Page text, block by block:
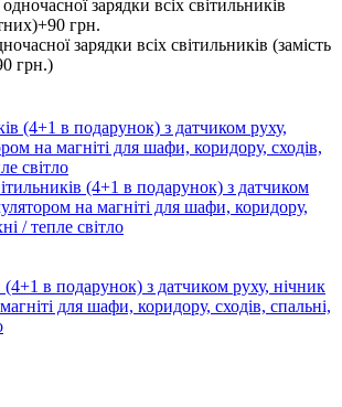
зарядки всіх світильників (замість
грн.)
(4+1 в подарунок) з датчиком руху, нічник
для шафи, коридору, сходів, спальні,